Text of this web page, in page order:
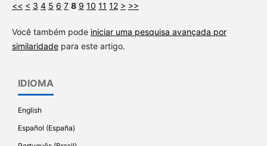
<< < 3 4 5 6 7 8 9 10 11 12 > >>
Você também pode iniciar uma pesquisa avançada por
similaridadepara este artigo.
IDIOMA
English
Español (España)